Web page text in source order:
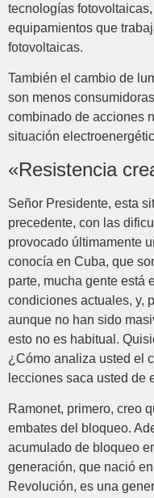
tecnologías
equipamientos que
fotovoltaicas.
También el cambio de
son menos
combinado de acciones
situación
«Resistencia
Señor Presidente, esta
precedente, con las
provocado últimamente
conocía en Cuba, que
parte, mucha gente está
condiciones actuales, y,
aunque no han sido
esto no es habitual.
¿Cómo analiza usted el
lecciones saca usted de
Ramonet, primero, creo
embates del bloqueo.
acumulado de bloqueo
generación, que nació
Revolución, es una